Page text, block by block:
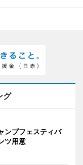
グ
ンプフェスティバ
ツ用意